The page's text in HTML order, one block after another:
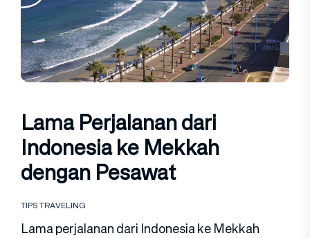
Lama Perjalanan dari
Indonesia ke Mekkah
dengan Pesawat
TIPS TRAVELING
Lama perjalanan dari Indonesia ke Mekkah